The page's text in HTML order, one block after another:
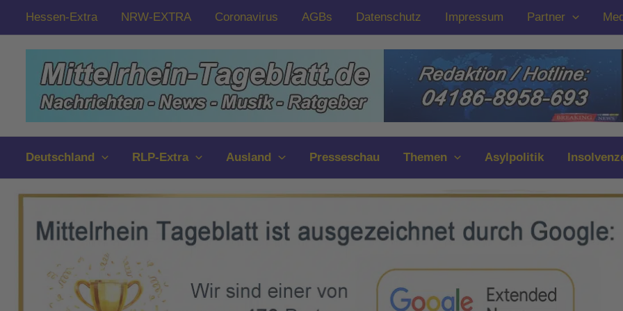
Zum
springen
Hessen-Extra NRW-EXTRA Coronavirus AGBs Datenschutz Impressum Partner
Deutschland RLP-Extra Ausland Presseschau Themen Asylpolitik